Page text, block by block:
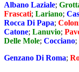
Albano Laziale;
Frascati; Lariano;
Rocca Di Papa;
Catone; Lanuvio;
Delle Mole; Cocciano;
Genzano Di Roma;